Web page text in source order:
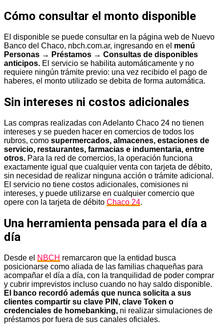
Cómo consultar el monto disponible
El disponible se puede consultar en la página web de Nuevo
Banco del Chaco, nbch.com.ar, ingresando en el menú
Personas → Préstamos → Consultas de disponibles
anticipos. El servicio se habilita automáticamente y no
requiere ningún trámite previo: una vez recibido el pago de
haberes, el monto utilizado se debita de forma automática.
Sin intereses ni costos adicionales
Las compras realizadas con Adelanto Chaco 24 no tienen
intereses y se pueden hacer en comercios de todos los
rubros, como supermercados, almacenes, estaciones de
servicio, restaurantes, farmacias e indumentaria, entre
otros. Para la red de comercios, la operación funciona
exactamente igual que cualquier venta con tarjeta de débito,
sin necesidad de realizar ninguna acción o trámite adicional.
El servicio no tiene costos adicionales, comisiones ni
intereses, y puede utilizarse en cualquier comercio que
opere con la tarjeta de débito Chaco 24.
Una herramienta pensada para el día a
día
Desde el NBCH remarcaron que la entidad busca
posicionarse como aliada de las familias chaqueñas para
acompañar el día a día, con la tranquilidad de poder comprar
y cubrir imprevistos incluso cuando no hay saldo disponible.
El banco recordó además que nunca solicita a sus
clientes compartir su clave PIN, clave Token o
credenciales de homebanking, ni realizar simulaciones de
préstamos por fuera de sus canales oficiales.